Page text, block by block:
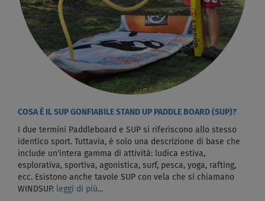
COSA È IL SUP GONFIABILE STAND UP PADDLE BOARD (SUP)?
I due termini Paddleboard e SUP si riferiscono allo stesso
identico sport. Tuttavia, è solo una descrizione di base che
include un'intera gamma di attività: ludica estiva,
esplorativa, sportiva, agonistica, surf, pesca, yoga, rafting,
ecc. Esistono anche tavole SUP con vela che si chiamano
WINDSUP. leggi di più...